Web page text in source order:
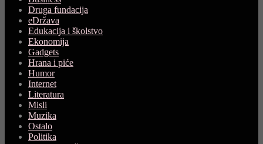
Druga fundacija
eDržava
Edukacija i školstvo
Ekonomija
Gadgets
Hrana i piće
Humor
Internet
Literatura
Misli
Muzika
Ostalo
Politika